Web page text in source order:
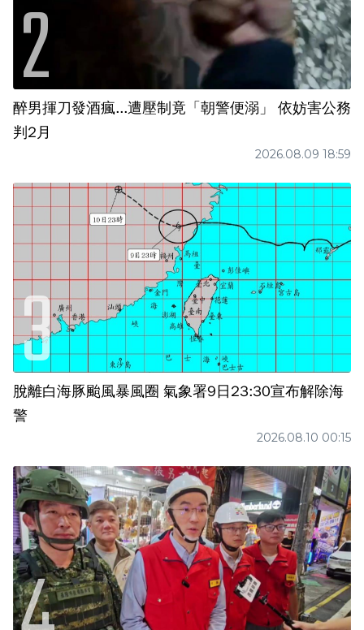
醉男揮刀發酒瘋...遭壓制竟「朝警便溺」 依妨害公務
判2月
2026.08.09 18:59
脫離白海豚颱風暴風圈 氣象署9日23:30宣布解除海
警
2026.08.10 00:15